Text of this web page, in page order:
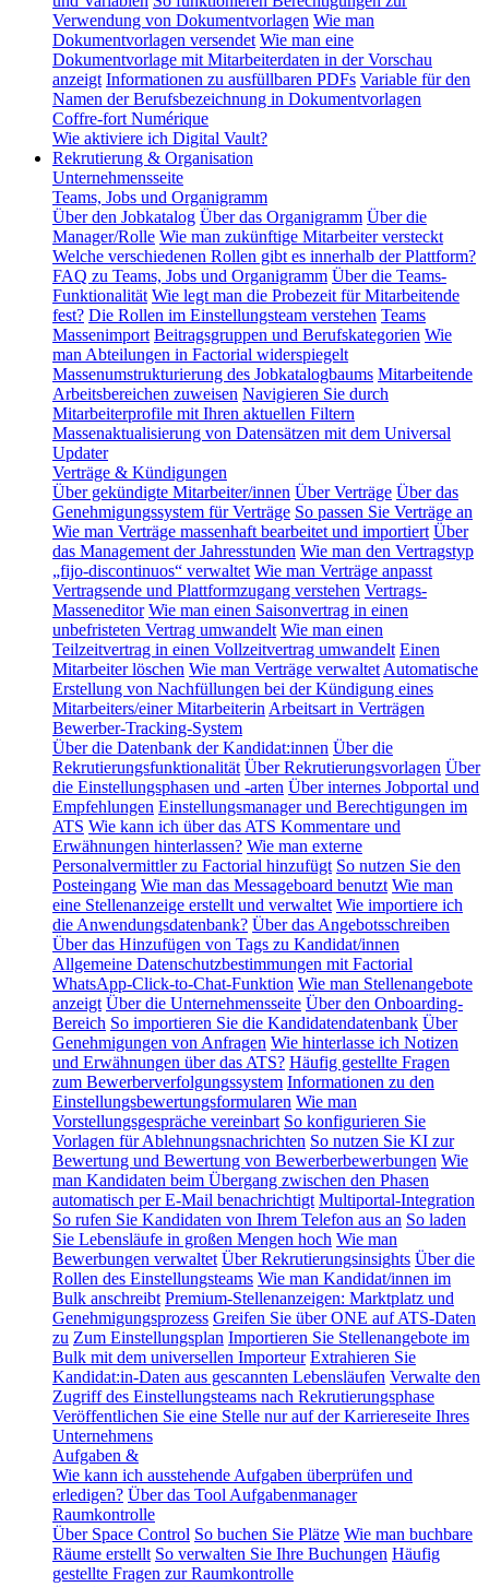
Verwendung von Dokumentvorlagen Wie man
Dokumentvorlagen versendet Wie man eine
Dokumentvorlage mit Mitarbeiterdaten in der Vorschau
anzeigt Informationen zu ausfüllbaren PDFs Variable für den
Namen der Berufsbezeichnung in Dokumentvorlagen
Coffre-fort Numérique
Wie aktiviere ich Digital Vault?
Rekrutierung & Organisation
Unternehmensseite
Teams, Jobs und Organigramm
Über den Jobkatalog Über das Organigramm Über die
Manager/Rolle Wie man zukünftige Mitarbeiter versteckt
Welche verschiedenen Rollen gibt es innerhalb der Plattform?
FAQ zu Teams, Jobs und Organigramm Über die Teams-
Funktionalität Wie legt man die Probezeit für Mitarbeitende
fest? Die Rollen im Einstellungsteam verstehen Teams
Massenimport Beitragsgruppen und Berufskategorien Wie
man Abteilungen in Factorial widerspiegelt
Massenumstrukturierung des Jobkatalogbaums Mitarbeitende
Arbeitsbereichen zuweisen Navigieren Sie durch
Mitarbeiterprofile mit Ihren aktuellen Filtern
Massenaktualisierung von Datensätzen mit dem Universal
Updater
Verträge & Kündigungen
Über gekündigte Mitarbeiter/innen Über Verträge Über das
Genehmigungssystem für Verträge So passen Sie Verträge an
Wie man Verträge massenhaft bearbeitet und importiert Über
das Management der Jahresstunden Wie man den Vertragstyp
„fijo-discontinuos“ verwaltet Wie man Verträge anpasst
Vertragsende und Plattformzugang verstehen Vertrags-
Masseneditor Wie man einen Saisonvertrag in einen
unbefristeten Vertrag umwandelt Wie man einen
Teilzeitvertrag in einen Vollzeitvertrag umwandelt Einen
Mitarbeiter löschen Wie man Verträge verwaltet Automatische
Erstellung von Nachfüllungen bei der Kündigung eines
Mitarbeiters/einer Mitarbeiterin Arbeitsart in Verträgen
Bewerber-Tracking-System
Über die Datenbank der Kandidat:innen Über die
Rekrutierungsfunktionalität Über Rekrutierungsvorlagen Über
die Einstellungsphasen und -arten Über internes Jobportal und
Empfehlungen Einstellungsmanager und Berechtigungen im
ATS Wie kann ich über das ATS Kommentare und
Erwähnungen hinterlassen? Wie man externe
Personalvermittler zu Factorial hinzufügt So nutzen Sie den
Posteingang Wie man das Messageboard benutzt Wie man
eine Stellenanzeige erstellt und verwaltet Wie importiere ich
die Anwendungsdatenbank? Über das Angebotsschreiben
Über das Hinzufügen von Tags zu Kandidat/innen
Allgemeine Datenschutzbestimmungen mit Factorial
WhatsApp-Click-to-Chat-Funktion Wie man Stellenangebote
anzeigt Über die Unternehmensseite Über den Onboarding-
Bereich So importieren Sie die Kandidatendatenbank Über
Genehmigungen von Anfragen Wie hinterlasse ich Notizen
und Erwähnungen über das ATS? Häufig gestellte Fragen
zum Bewerberverfolgungssystem Informationen zu den
Einstellungsbewertungsformularen Wie man
Vorstellungsgespräche vereinbart So konfigurieren Sie
Vorlagen für Ablehnungsnachrichten So nutzen Sie KI zur
Bewertung und Bewertung von Bewerberbewerbungen Wie
man Kandidaten beim Übergang zwischen den Phasen
automatisch per E-Mail benachrichtigt Multiportal-Integration
So rufen Sie Kandidaten von Ihrem Telefon aus an So laden
Sie Lebensläufe in großen Mengen hoch Wie man
Bewerbungen verwaltet Über Rekrutierungsinsights Über die
Rollen des Einstellungsteams Wie man Kandidat/innen im
Bulk anschreibt Premium-Stellenanzeigen: Marktplatz und
Genehmigungsprozess Greifen Sie über ONE auf ATS-Daten
zu Zum Einstellungsplan Importieren Sie Stellenangebote im
Bulk mit dem universellen Importeur Extrahieren Sie
Kandidat:in-Daten aus gescannten Lebensläufen Verwalte den
Zugriff des Einstellungsteams nach Rekrutierungsphase
Veröffentlichen Sie eine Stelle nur auf der Karriereseite Ihres
Unternehmens
Aufgaben &
Wie kann ich ausstehende Aufgaben überprüfen und
erledigen? Über das Tool Aufgabenmanager
Raumkontrolle
Über Space Control So buchen Sie Plätze Wie man buchbare
Räume erstellt So verwalten Sie Ihre Buchungen Häufig
gestellte Fragen zur Raumkontrolle